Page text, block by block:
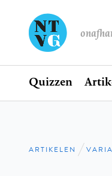
Home
Quizzen
ARTIKELEN VARIA